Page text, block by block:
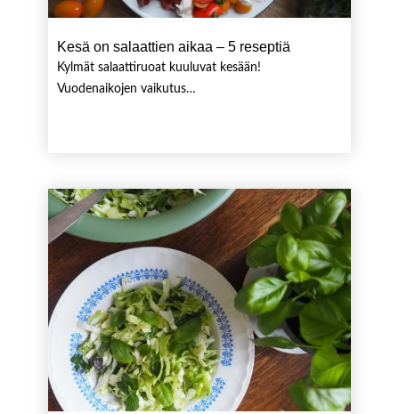
Kesä on salaattien aikaa – 5 reseptiä
Kylmät salaattiruoat kuuluvat kesään!
Vuodenaikojen vaikutus…